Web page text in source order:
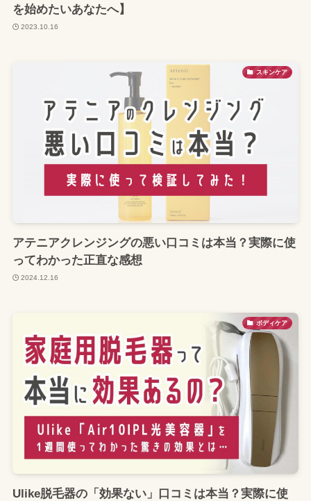
を始めたいあなたへ】
2023.10.16
スキンケア
アテニアクレンジングの悪い口コミは本当？実際に使
ってわかった正直な感想
2024.12.16
ボディケア
Ulike脱毛器の「効果ない」口コミは本当？実際に使